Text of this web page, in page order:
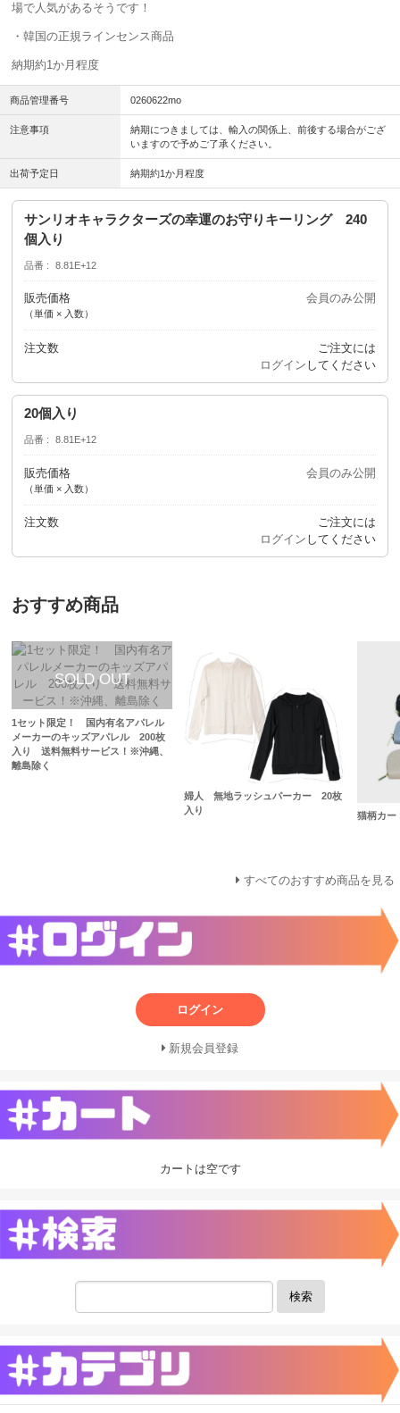
場で人気があるそうです！
・韓国の正規ラインセンス商品
納期約1か月程度
商品管理番号 0260622mo
注意事項
納期につきましては、輸入の関係上、前後する場合がござ
いますので予めご了承ください。
出荷予定日 納期約1か月程度
サンリオキャラクターズの幸運のお守りキーリング 240
個入り
品番 8.81E+12
販売価格
（単価 × 入数）
会員のみ公開
注文数
ご注文には
ログイン してください
20個入り
品番 8.81E+12
販売価格
（単価 × 入数）
会員のみ公開
注文数
ご注文には
ログイン してください
おすすめ商品
1セット限定！ 国内有名アパレル
メーカーのキッズアパレル 200枚
入り 送料無料サービス！※沖縄、
離島除く
婦人 無地ラッシュパーカー 20枚
入り
猫柄カ
すべてのおすすめ商品を見る
ログイン
新規会員登録
カートは空です
検索